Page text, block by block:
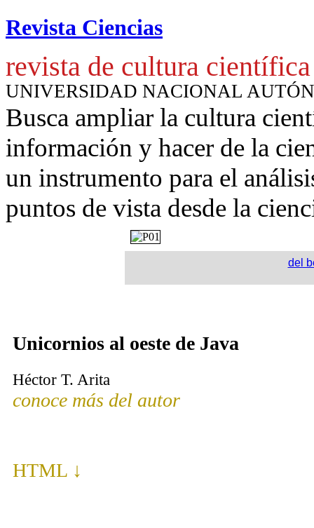
Revista Ciencias
revista de cultura científica
UNIVERSIDAD NACIONAL
Busca ampliar la cultura
información y hacer de la
un instrumento para el
puntos de vista desde la
del
Unicornios al oeste de Java
Héctor T. Arita
conoce más del autor
HTML ↓